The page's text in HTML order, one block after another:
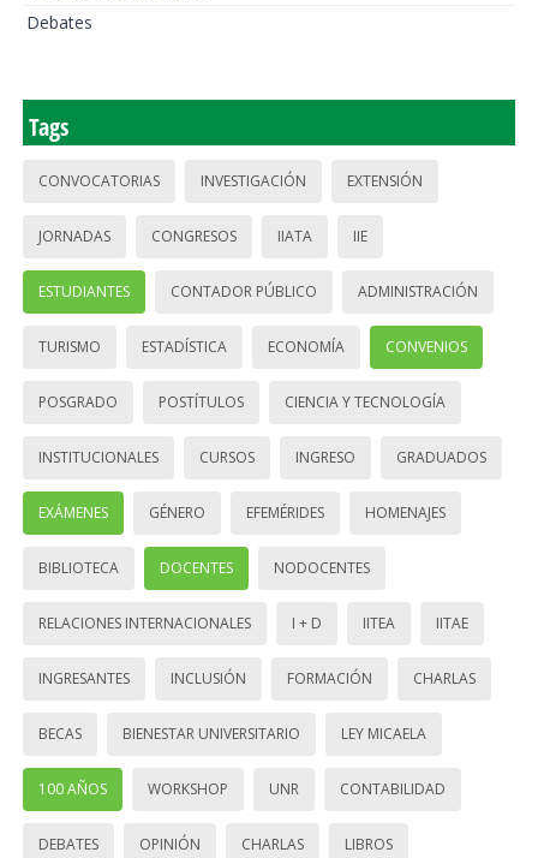
Debates
Tags
CONVOCATORIAS INVESTIGACIÓN EXTENSIÓN
JORNADAS CONGRESOS IIATA IIE
ESTUDIANTES CONTADOR PÚBLICO ADMINISTRACIÓN
TURISMO ESTADÍSTICA ECONOMÍA CONVENIOS
POSGRADO POSTÍTULOS CIENCIA Y TECNOLOGÍA
INSTITUCIONALES CURSOS INGRESO GRADUADOS
EXÁMENES GÉNERO EFEMÉRIDES HOMENAJES
BIBLIOTECA DOCENTES NODOCENTES
RELACIONES INTERNACIONALES I + D IITEA IITAE
INGRESANTES INCLUSIÓN FORMACIÓN CHARLAS
BECAS BIENESTAR UNIVERSITARIO LEY MICAELA
100 AÑOS WORKSHOP UNR CONTABILIDAD
DEBATES OPINIÓN CHARLAS LIBROS